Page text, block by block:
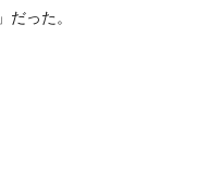
」だった。